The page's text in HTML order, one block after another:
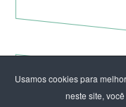
Usamos cookies para
neste site,
VIVA MARIA